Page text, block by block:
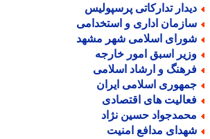
تدارکاتی پرسپولیس
اداری و استخدامی
اسلامی شهر مشهد
اسبق امور خارجه
و ارشاد اسلامی
اسلامی ایران
های اقتصادی
حسین نژاد
مدافع امنیت